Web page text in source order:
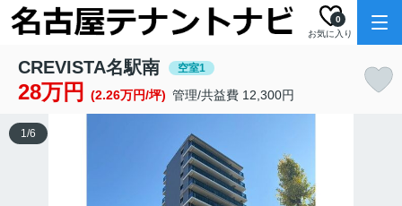
お気に入り
0
CREVISTA名駅南 空室1
28万円 (2.26万円/坪) 管理/共益費 12,300円
1/6